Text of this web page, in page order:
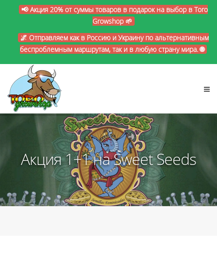
📢 Акция 20% от суммы товаров в подарок на выбор в Toro
Growshop 🌱
🌌 Отправляем как в Россию и Украину по альтернативным
беспроблемным маршрутам, так и в любую страну мира. 🌐
Акция 1+1 на Sweet Seeds